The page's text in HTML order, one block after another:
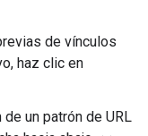
de vínculos
haz clic en
un patrón de URL